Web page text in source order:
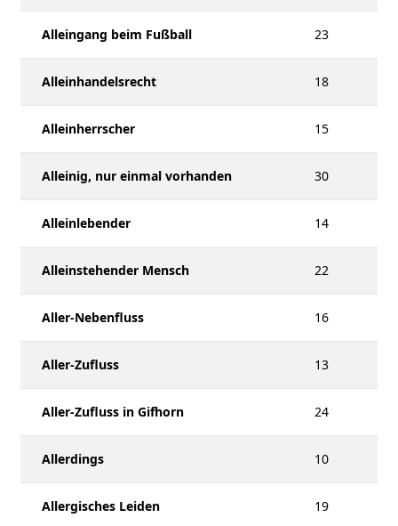
Alleingang beim Fußball 23
Alleinhandelsrecht 18
Alleinherrscher 15
Alleinig, nur einmal vorhanden 30
Alleinlebender 14
Alleinstehender Mensch 22
Aller-Nebenfluss 16
Aller-Zufluss 13
Aller-Zufluss in Gifhorn 24
Allerdings 10
Allergisches Leiden 19